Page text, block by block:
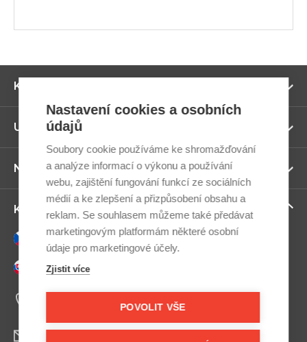
Kategorie
Užitečné odkazy
Newsletter
Kontaktujte nás
Česky
Slovensky
+420 607 800 100
Nastavení cookies a osobních
údajů
Soubory cookie používáme ke shromažďování
a analýze informací o výkonu a používání
webu, zajištění fungování funkcí ze sociálních
médií a ke zlepšení a přizpůsobení obsahu a
reklam. Se souhlasem můžeme také předávat
marketingovým platformám některé osobní
údaje pro marketingové účely.
Zjistit více
POVOLIT VŠE